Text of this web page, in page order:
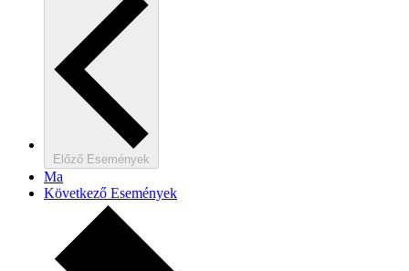
Előző Események
Ma
Következő Események